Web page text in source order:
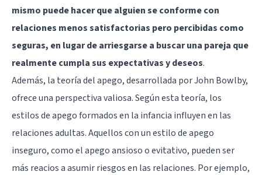
mismo puede hacer que alguien se conforme con
relaciones menos satisfactorias pero percibidas como
seguras, en lugar de arriesgarse a buscar una pareja que
realmente cumpla sus expectativas y deseos.
Además, la teoría del apego, desarrollada por John Bowlby,
ofrece una perspectiva valiosa. Según esta teoría, los
estilos de apego formados en la infancia influyen en las
relaciones adultas. Aquellos con un estilo de apego
inseguro, como el apego ansioso o evitativo, pueden ser
más reacios a asumir riesgos en las relaciones. Por ejemplo,